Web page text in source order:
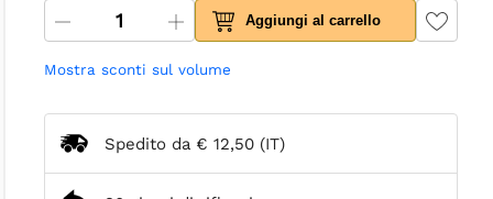
Aggiungi al carrello
Mostra sconti sul volume
Spedito da € 12,50 (IT)